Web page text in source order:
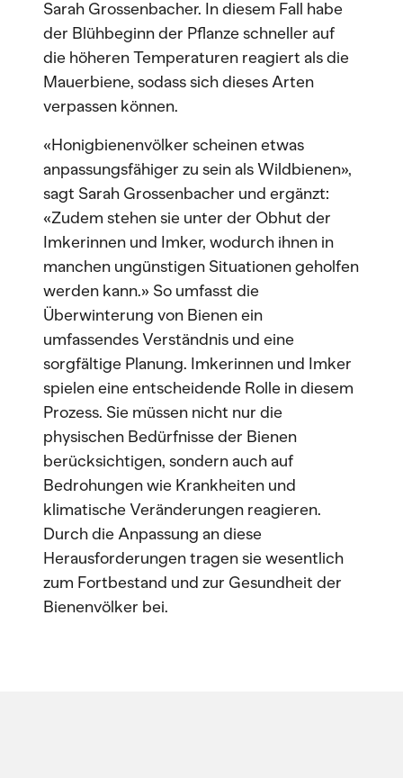
Sarah Grossenbacher. In diesem Fall habe
der Blühbeginn der Pflanze schneller auf
die höheren Temperaturen reagiert als die
Mauerbiene, sodass sich dieses Arten
verpassen können.
«Honigbienenvölker scheinen etwas
anpassungsfähiger zu sein als Wildbienen»,
sagt Sarah Grossenbacher und ergänzt:
«Zudem stehen sie unter der Obhut der
Imkerinnen und Imker, wodurch ihnen in
manchen ungünstigen Situationen geholfen
werden kann.» So umfasst die
Überwinterung von Bienen ein
umfassendes Verständnis und eine
sorgfältige Planung. Imkerinnen und Imker
spielen eine entscheidende Rolle in diesem
Prozess. Sie müssen nicht nur die
physischen Bedürfnisse der Bienen
berücksichtigen, sondern auch auf
Bedrohungen wie Krankheiten und
klimatische Veränderungen reagieren.
Durch die Anpassung an diese
Herausforderungen tragen sie wesentlich
zum Fortbestand und zur Gesundheit der
Bienenvölker bei.